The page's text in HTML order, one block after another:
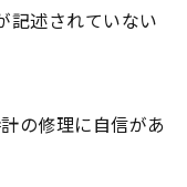
記述されていない
の修理に自信があ